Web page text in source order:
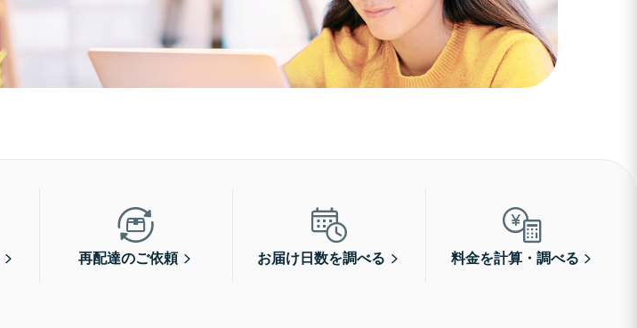
再配達のご依頼 お届け日数を調べる 料金を計算・調べる